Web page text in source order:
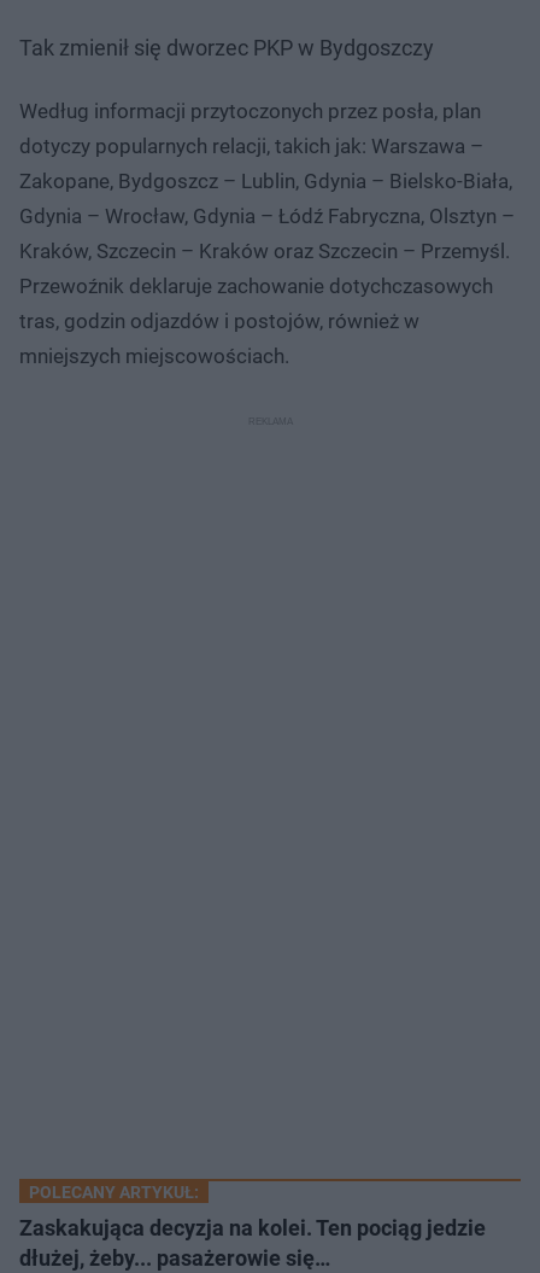
Tak zmienił się dworzec PKP w Bydgoszczy
Według informacji przytoczonych przez posła, plan
dotyczy popularnych relacji, takich jak: Warszawa –
Zakopane, Bydgoszcz – Lublin, Gdynia – Bielsko-Biała,
Gdynia – Wrocław, Gdynia – Łódź Fabryczna, Olsztyn –
Kraków, Szczecin – Kraków oraz Szczecin – Przemyśl.
Przewoźnik deklaruje zachowanie dotychczasowych
tras, godzin odjazdów i postojów, również w
mniejszych miejscowościach.
POLECANY ARTYKUŁ:
Zaskakująca decyzja na kolei. Ten pociąg jedzie
dłużej, żeby... pasażerowie się…